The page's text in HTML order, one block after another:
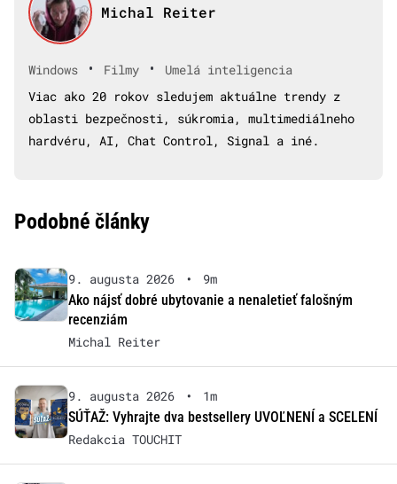
Michal Reiter
Windows • Filmy •
Umelá inteligencia
Viac ako 20 rokov sledujem aktuálne trendy z
oblasti bezpečnosti, súkromia, multimediálneho
hardvéru, AI, Chat Control, Signal a iné.
Podobné články
9. augusta 2026 •
9m
Ako nájsť dobré ubytovanie a nenaletieť falošným
recenziám
Michal Reiter
9. augusta 2026 •
1m
SÚŤAŽ: Vyhrajte dva bestsellery UVOĽNENÍ a SCELENÍ
Redakcia TOUCHIT